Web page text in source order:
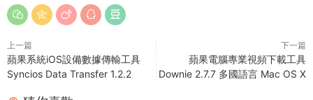
上一篇
蘋果系統iOS設備數據傳輸工具
Syncios Data Transfer 1.2.2
下一篇
蘋果電腦專業視頻下載工具
Downie 2.7.7 多國語言 Mac OS X